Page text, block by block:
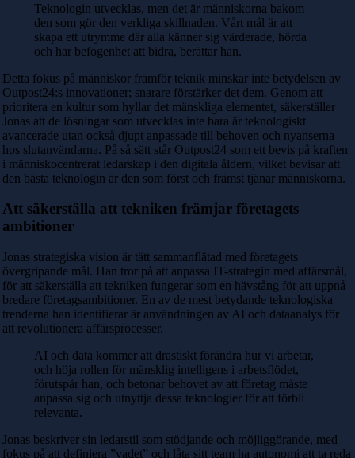
Teknologin utvecklas, men det är människorna bakom
den som gör den verkliga skillnaden. Vårt mål är att
skapa ett utrymme där alla känner sig värderade, hörda
och har befogenhet att bidra, berättar han.
Detta fokus på människor framför teknik minskar inte betydelsen av
Outpost24:s innovationer; snarare förstärker det dem. Genom att
prioritera en kultur som hyllar det mänskliga elementet, säkerställer
Jonas att de lösningar som utvecklas inte bara är teknologiskt
avancerade utan också djupt anpassade till behoven och nyanserna
hos slutanvändarna. På så sätt står Outpost24 som ett bevis på kraften
i människocentrerat ledarskap i den digitala åldern, vilket bevisar att
den bästa teknologin är den som först och främst tjänar människorna.
Att säkerställa att tekniken främjar företagets
ambitioner
Jonas strategiska vision är tätt sammanflätad med företagets
övergripande mål. Han tror på att anpassa IT-strategin med affärsmål,
för att säkerställa att tekniken fungerar som en hävstång för att uppnå
bredare företagsambitioner. En av de mest betydande teknologiska
trenderna han identifierar är användningen av AI och dataanalys för
att revolutionera affärsprocesser.
AI och data kommer att drastiskt förändra hur vi arbetar,
och höja rollen för mänsklig intelligens i arbetsflödet,
förutspår han, och betonar behovet av att företag måste
anpassa sig och utnyttja dessa teknologier för att förbli
relevanta.
Jonas beskriver sin ledarstil som stödjande och möjliggörande, med
fokus på att definiera ”vadet” och låta sitt team ha autonomi att ta reda